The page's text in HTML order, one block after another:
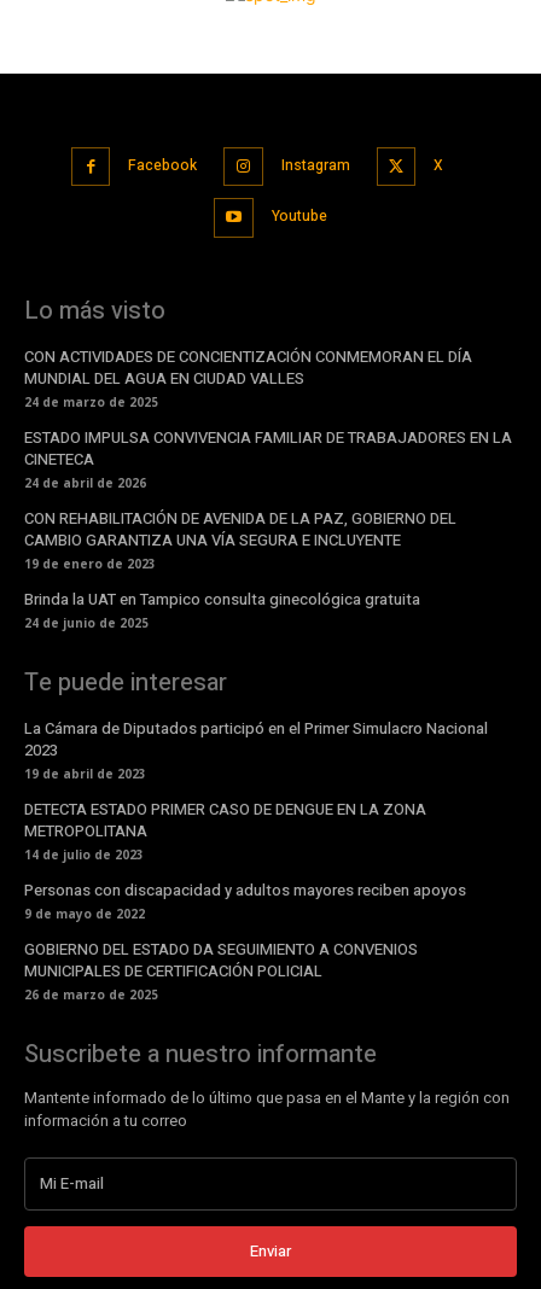
Facebook Instagram X
Youtube
Lo más visto
CON ACTIVIDADES DE CONCIENTIZACIÓN CONMEMORAN EL DÍA
MUNDIAL DEL AGUA EN CIUDAD VALLES
24 de marzo de 2025
ESTADO IMPULSA CONVIVENCIA FAMILIAR DE TRABAJADORES EN LA
CINETECA
24 de abril de 2026
CON REHABILITACIÓN DE AVENIDA DE LA PAZ, GOBIERNO DEL
CAMBIO GARANTIZA UNA VÍA SEGURA E INCLUYENTE
19 de enero de 2023
Brinda la UAT en Tampico consulta ginecológica gratuita
24 de junio de 2025
Te puede interesar
La Cámara de Diputados participó en el Primer Simulacro Nacional
2023
19 de abril de 2023
DETECTA ESTADO PRIMER CASO DE DENGUE EN LA ZONA
METROPOLITANA
14 de julio de 2023
Personas con discapacidad y adultos mayores reciben apoyos
9 de mayo de 2022
GOBIERNO DEL ESTADO DA SEGUIMIENTO A CONVENIOS
MUNICIPALES DE CERTIFICACIÓN POLICIAL
26 de marzo de 2025
Suscribete a nuestro informante
Mantente informado de lo último que pasa en el Mante y la región con
información a tu correo
Enviar